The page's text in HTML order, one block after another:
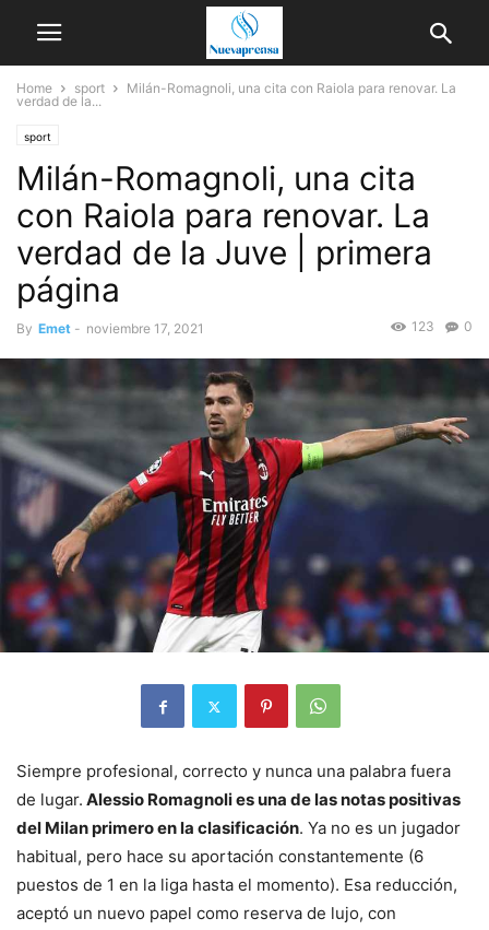
Home sport
Milán-Romagnoli, una cita con Raiola para renovar. La
verdad de la...
sport
Milán-Romagnoli, una cita
con Raiola para renovar. La
verdad de la Juve | primera
página
By Emet - noviembre 17, 2021 0
123
Siempre profesional, correcto y nunca una palabra fuera
de lugar. Alessio Romagnoli es una de las notas positivas
del Milan primero en la clasificación. Ya no es un jugador
habitual, pero hace su aportación constantemente (6
puestos de 1 en la liga hasta el momento). Esa reducción,
aceptó un nuevo papel como reserva de lujo, con